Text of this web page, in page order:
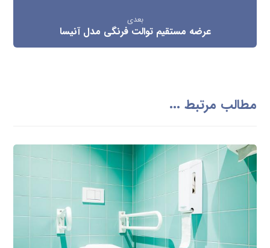
بعدی
عرضه مستقیم توالت فرنگی مدل آنیسا
مطالب مرتبط ...